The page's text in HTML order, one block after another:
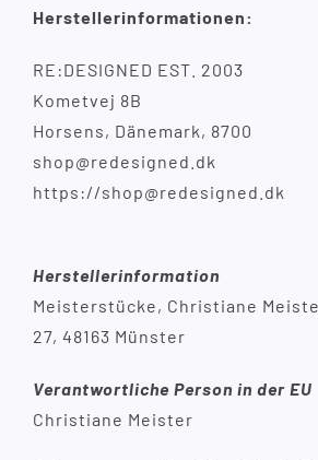
Herstellerinformationen:
RE:DESIGNED EST. 2003
Kometvej 8B
Horsens, Dänemark, 8700
shop@redesigned.dk
https://shop@redesigned.dk
Herstellerinformation
Meisterstücke, Christiane
27, 48163 Münster
Verantwortliche Person in der EU
Christiane Meister